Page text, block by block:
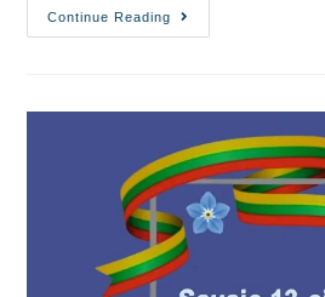
Continue Reading
Sausis
–